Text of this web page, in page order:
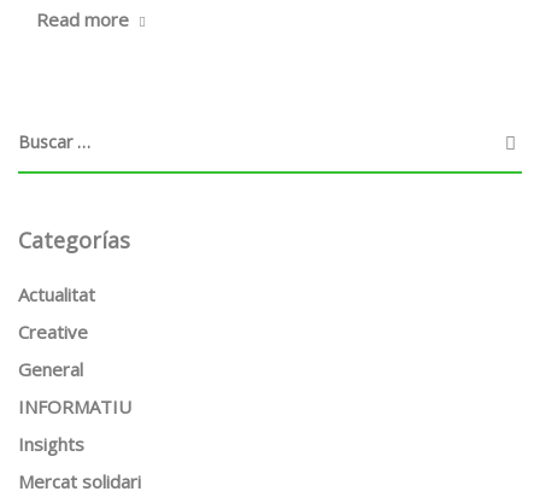
Read more
Categorías
Actualitat
Creative
General
INFORMATIU
Insights
Mercat solidari